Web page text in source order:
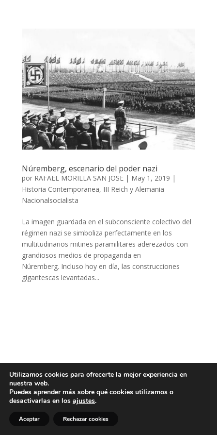
Núremberg, escenario del poder nazi
por RAFAEL MORILLA SAN JOSE| May 1, 2019 |
Historia Contemporanea, III Reich y Alemania
Nacionalsocialista
La imagen guardada en el subconsciente colectivo del
régimen nazi se simboliza perfectamente en los
multitudinarios mitines paramilitares aderezados con
grandiosos medios de propaganda en
Núremberg. Incluso hoy en día, las construcciones
gigantescas levantadas...
Utilizamos cookies para ofrecerte la mejor experiencia en
nuestra web.
Puedes aprender más sobre qué cookies utilizamos o
desactivarlas en los ajustes.
Aceptar Rechazar cookies